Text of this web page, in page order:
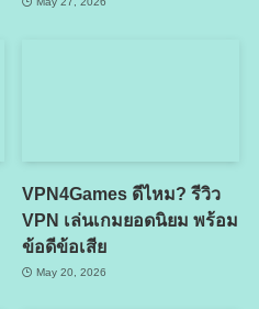
VPN4Games ดีไหม? รีวิว
VPN เล่นเกมยอดนิยม พร้อม
ข้อดีข้อเสีย
May 20, 2026